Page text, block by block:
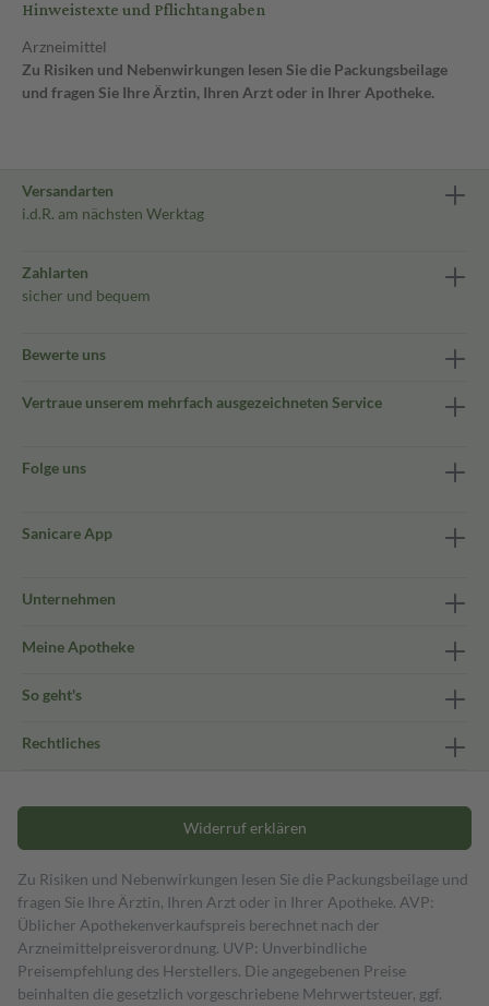
Hinweistexte und Pflichtangaben
Arzneimittel
Zu Risiken und Nebenwirkungen lesen Sie die Packungsbeilage
und fragen Sie Ihre Ärztin, Ihren Arzt oder in Ihrer Apotheke.
Versandarten
i.d.R. am nächsten Werktag
Zahlarten
sicher und bequem
Bewerte uns
Vertraue unserem mehrfach ausgezeichneten Service
Folge uns
Sanicare App
Unternehmen
Meine Apotheke
So geht's
Rechtliches
Widerruf erklären
Zu Risiken und Nebenwirkungen lesen Sie die Packungsbeilage und
fragen Sie Ihre Ärztin, Ihren Arzt oder in Ihrer Apotheke. AVP:
Üblicher Apothekenverkaufspreis berechnet nach der
Arzneimittelpreisverordnung. UVP: Unverbindliche
Preisempfehlung des Herstellers. Die angegebenen Preise
beinhalten die gesetzlich vorgeschriebene Mehrwertsteuer, ggf.